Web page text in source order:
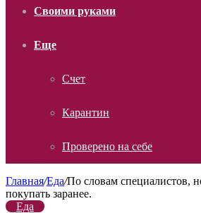
Своими руками
Еще
Счет
Карантин
Проверено на себе
Главная/Еда/По словам специалистов,
покупать заранее.
Еда